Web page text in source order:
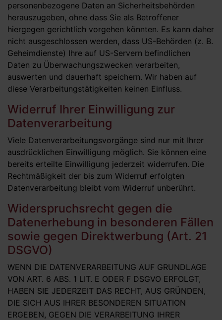
personenbezogene Daten an Sicherheitsbehörden
herauszugeben, ohne dass Sie als Betroffener
hiergegen gerichtlich vorgehen könnten. Es kann daher
nicht ausgeschlossen werden, dass US-Behörden (z. B.
Geheimdienste) Ihre auf US-Servern befindlichen
Daten zu Überwachungszwecken verarbeiten,
auswerten und dauerhaft speichern. Wir haben auf
diese Verarbeitungstätigkeiten keinen Einfluss.
Widerruf Ihrer Einwilligung zur
Datenverarbeitung
Viele Datenverarbeitungsvorgänge sind nur mit Ihrer
ausdrücklichen Einwilligung möglich. Sie können eine
bereits erteilte Einwilligung jederzeit widerrufen. Die
Rechtmäßigkeit der bis zum Widerruf erfolgten
Datenverarbeitung bleibt vom Widerruf unberührt.
Widerspruchsrecht gegen die
Datenerhebung in besonderen Fällen
sowie gegen Direktwerbung (Art. 21
DSGVO)
WENN DIE DATENVERARBEITUNG AUF GRUNDLAGE
VON ART. 6 ABS. 1 LIT. E ODER F DSGVO ERFOLGT,
HABEN SIE JEDERZEIT DAS RECHT, AUS GRÜNDEN,
DIE SICH AUS IHRER BESONDEREN SITUATION
ERGEBEN, GEGEN DIE VERARBEITUNG IHRER